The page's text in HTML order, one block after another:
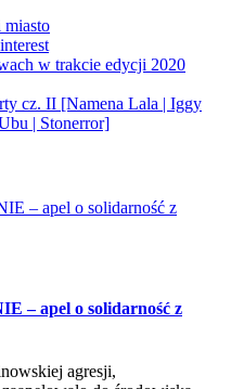
miasto
w trakcie edycji 2020
cz. II [Namena Lala | Iggy
| Stonerror]
– apel o solidarność z
agresji,